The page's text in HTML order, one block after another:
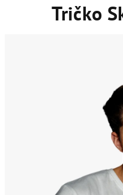
Tričko